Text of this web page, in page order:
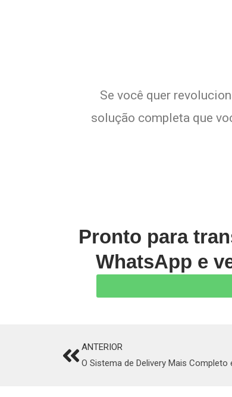
Se você quer
solução completa que
Pronto para
WhatsApp e
PrevANTERIOR
O Sistema de Delivery Mais Completo